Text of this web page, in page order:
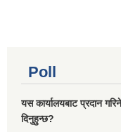
Poll
यस कार्यालयबाट प्रदान
दिनुहुन्छ?